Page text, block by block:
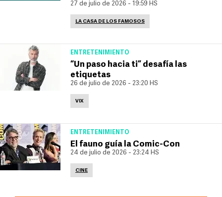
27 de julio de 2026 - 19:59 HS
LA CASA DE LOS FAMOSOS
ENTRETENIMIENTO
“Un paso hacia ti” desafía las
etiquetas
26 de julio de 2026 - 23:20 HS
VIX
ENTRETENIMIENTO
El fauno guía la Comic-Con
24 de julio de 2026 - 23:24 HS
CINE